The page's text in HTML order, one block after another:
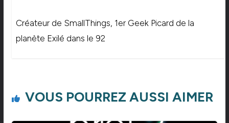
Créateur de SmallThings, 1er Geek Picard de la
planète Exilé dans le 92
VOUS POURREZ AUSSI AIMER